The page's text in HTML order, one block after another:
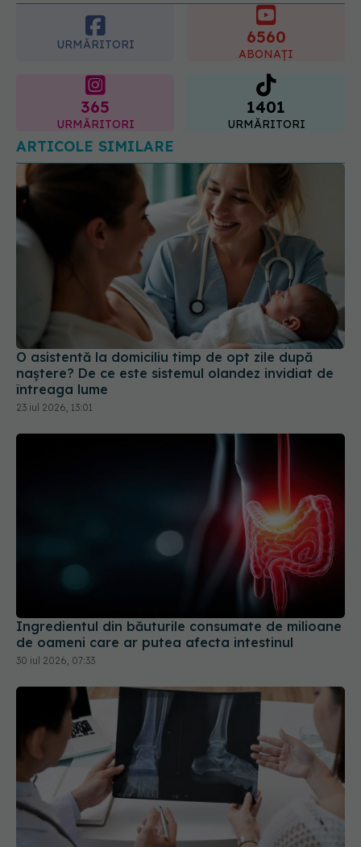
URMĂRITORI 6560
ABONAȚI
365
URMĂRITORI
1401
URMĂRITORI
ARTICOLE SIMILARE
O asistentă la domiciliu timp de opt zile după
naștere? De ce este sistemul olandez invidiat de
întreaga lume
23 iul 2026, 13:01
Ingredientul din băuturile consumate de milioane
de oameni care ar putea afecta intestinul
30 iul 2026, 07:33